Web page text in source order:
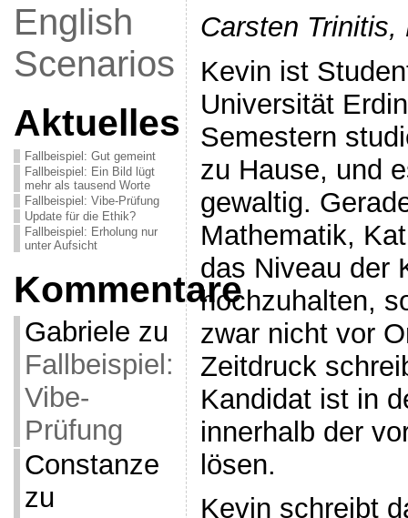
English
Scenarios
Aktuelles
Fallbeispiel: Gut gemeint
Fallbeispiel: Ein Bild lügt
mehr als tausend Worte
Fallbeispiel: Vibe-Prüfung
Update für die Ethik?
Fallbeispiel: Erholung nur
unter Aufsicht
Kommentare
Gabriele zu
Fallbeispiel:
Vibe-
Prüfung
Constanze
zu
Carsten Trinitis,
Kevin ist
Universität
Semestern
zu Hause, und
gewaltig.
Mathematik,
das Niveau der
hochzuhalten,
zwar nicht vor
Zeitdruck
Kandidat ist in
innerhalb der
lösen.
Kevin schreibt